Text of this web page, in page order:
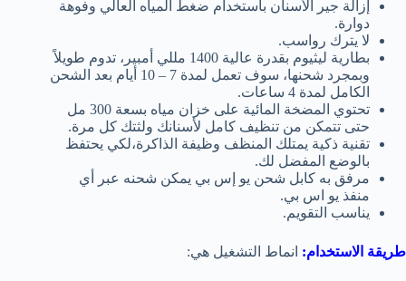
إزالة جير الأسنان باستخدام ضغط المياه العالي وفوهة
دوارة.
لا يترك رواسب.
بطارية ليثيوم بقدرة عالية 1400 مللي أمبير، تدوم طويلاً
وبمجرد شحنها، سوف تعمل لمدة 7 – 10 أيام بعد الشحن
الكامل لمدة 4 ساعات.
تحتوي المضخة المائية على خزان مياه بسعة 300 مل
حتى تتمكن من تنظيف كامل لأسنانك ولثتك كل مرة.
تقنية ذكية يمتلك المنظف وظيفة الذاكرة،لكي يحتفظ
بالوضع المفضل لك.
مرفق به كابل شحن يو إس بي يمكن شحنه عبر أي
منفذ يو اس بي.
يناسب التقويم.
طريقة الاستخدام: انماط التشغيل هي: